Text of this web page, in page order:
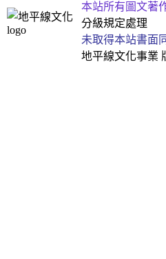
本站所有圖文著
分級規定處理
未取得本站書面
地平線文化事業